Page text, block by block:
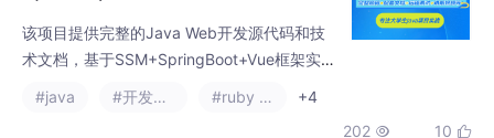
该项目提供完整的Java Web开发源代码和技
术文档，基于SSM+SpringBoot+Vue框架实
（论文+PPT+开题报告）。技术栈涵盖Java、
#java
+4
202  10 